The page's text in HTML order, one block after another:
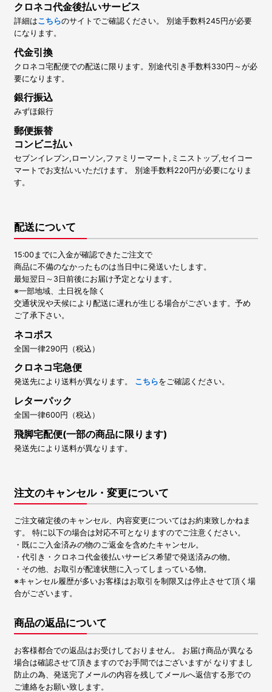
クロネコ代金後払いサービス
詳細はこちらのサイトでご確認ください。 別途手数料245円が必要
になります。
代金引換
クロネコ宅配便での配送に限ります。別途代引き手数料330円～が必
要になります。
銀行振込
みずほ銀行
郵便振替
コンビニ払い
セブンイレブン,ローソン,ファミリーマート,ミニストップ,セイコー
マートでお支払いいただけます。 別途手数料220円が必要になりま
す。
配送について
15:00までに入金が確認できたご注文で
商品に不備のなかったものは当日中に発送いたします。
最短翌日～3日前後にお届け予定となります。
※一部地域、土日祝を除く
交通状況や天候により配送に遅れが生じる場合がございます。予め
ご了承下さい。
ネコポス
全国一律290円（税込）
クロネコ宅急便
発送先により送料が異なります。 こちらをご確認ください。
レターパック
全国一律600円（税込）
飛脚宅配便(一部の商品に限ります)
発送先により送料が異なります。
注文のキャンセル・変更について
ご注文確定後のキャンセル、内容変更についてはお約束致しかねま
す。 特に以下の場合は対応不可となりますのでご注意ください。
・既にご入金済みの物のご返金を含めたキャンセル。
・代引き・クロネコ代金後払いサービス希望で発送済みの物。
・その他、お取引が配達状態に入ってしまっている物。
※キャンセル履歴が多いお客様はお取引を制限又は停止させて頂く場
合がございます。
商品の返品について
お客様都合での返品はお受けしておりません。 お届け商品が異なる
場合は確認させて頂きますのでお手間ではございますが なりすまし
防止の為、発送完了メールの内容を残してメールへ返信する形での
ご連絡をお願い致します。